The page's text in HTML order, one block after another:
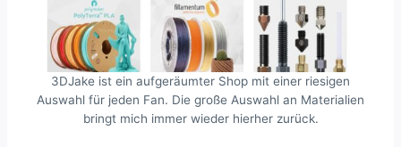
3DJake ist ein aufgeräumter Shop mit einer riesigen
Auswahl für jeden Fan. Die große Auswahl an Materialien
bringt mich immer wieder hierher zurück.